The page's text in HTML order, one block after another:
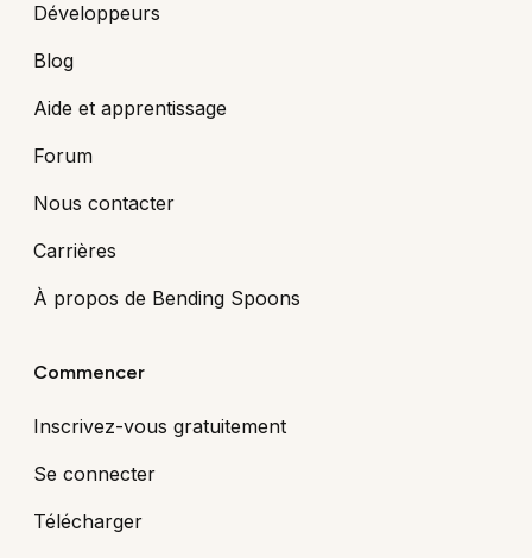
Développeurs
Blog
Aide et apprentissage
Forum
Nous contacter
Carrières
À propos de Bending Spoons
Commencer
Inscrivez-vous gratuitement
Se connecter
Télécharger